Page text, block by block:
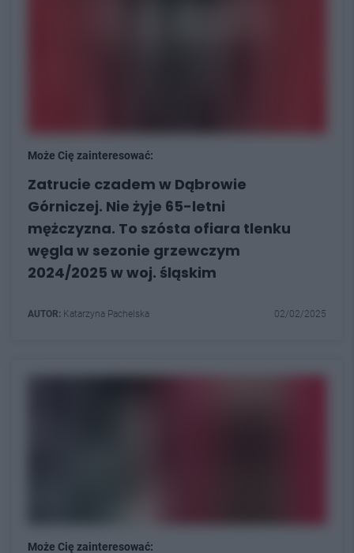
Może Cię zainteresować:
Zatrucie czadem w Dąbrowie
Górniczej. Nie żyje 65-letni
mężczyzna. To szósta ofiara tlenku
węgla w sezonie grzewczym
2024/2025 w woj. śląskim
AUTOR: Katarzyna Pachelska 02/02/2025
Może Cię zainteresować: